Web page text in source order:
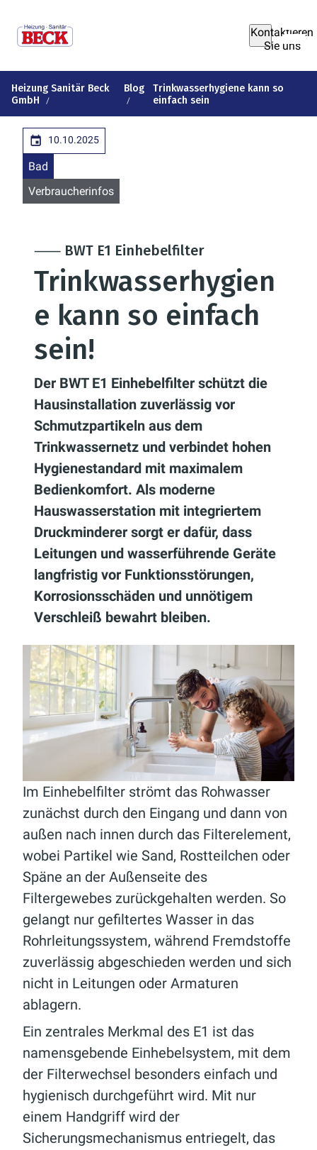
Kontaktieren
Sie uns
Heizung Sanitär Beck
GmbH
Blog
Trinkwasserhygiene kann so
einfach sein
10.10.2025
Bad
Verbraucherinfos
⸺ BWT E1 Einhebelfilter
Trinkwasserhygien
e kann so einfach
sein!
Der BWT E1 Einhebelfilter schützt die
Hausinstallation zuverlässig vor
Schmutzpartikeln aus dem
Trinkwassernetz und verbindet hohen
Hygienestandard mit maximalem
Bedienkomfort. Als moderne
Hauswasserstation mit integriertem
Druckminderer sorgt er dafür, dass
Leitungen und wasserführende Geräte
langfristig vor Funktionsstörungen,
Korrosionsschäden und unnötigem
Verschleiß bewahrt bleiben.
Im Einhebelfilter strömt das Rohwasser
zunächst durch den Eingang und dann von
außen nach innen durch das Filterelement,
wobei Partikel wie Sand, Rostteilchen oder
Späne an der Außenseite des
Filtergewebes zurückgehalten werden. So
gelangt nur gefiltertes Wasser in das
Rohrleitungssystem, während Fremdstoffe
zuverlässig abgeschieden werden und sich
nicht in Leitungen oder Armaturen
ablagern.
Ein zentrales Merkmal des E1 ist das
namensgebende Einhebelsystem, mit dem
der Filterwechsel besonders einfach und
hygienisch durchgeführt wird. Mit nur
einem Handgriff wird der
Sicherungsmechanismus entriegelt, das